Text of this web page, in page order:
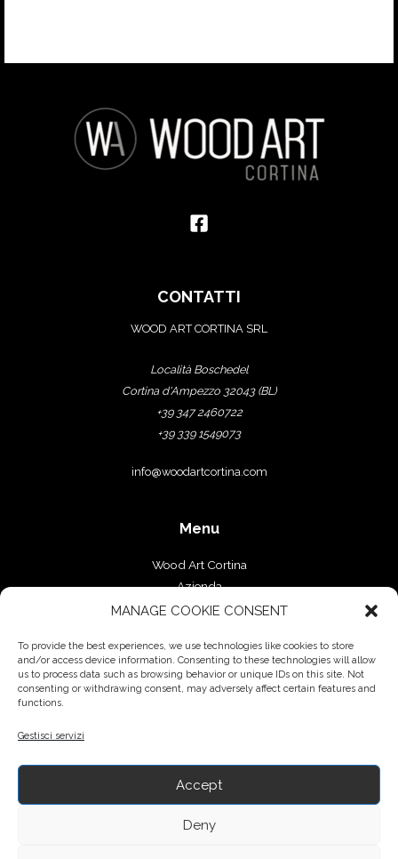
MANAGE COOKIE CONSENT
To provide the best experiences, we use technologies like cookies to store
and/or access device information. Consenting to these technologies will allow
us to process data such as browsing behavior or unique IDs on this site. Not
consenting or withdrawing consent, may adversely affect certain features and
functions.
Gestisci servizi
Accept
Deny
CONTATTI
WOOD ART CORTINA SRL
Località Boschedel
Cortina d'Ampezzo 32043 (BL)
+39 347 2460722
+39 339 1549073
info@woodartcortina.com
Menu
Wood Art Cortina
Azienda
Falegnameria
Contatti
Servizi
Serramenti